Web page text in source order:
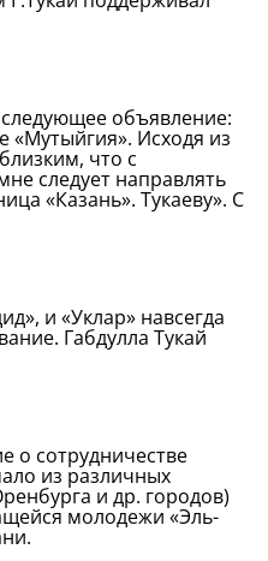
объявление:
«Мутыйгия». Исходя из
что с
следует направлять
«Казань». Тукаеву». С
и «Уклар» навсегда
Габдулла Тукай
о сотрудничестве
из различных
и др. городов)
молодежи «Эль-